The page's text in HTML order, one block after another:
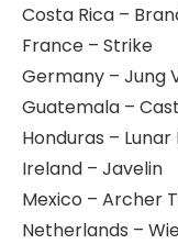
Costa Rica –
France – Strike
Germany – Jung
Guatemala –
Honduras –
Ireland – Javelin
Mexico – Archer
Netherlands –